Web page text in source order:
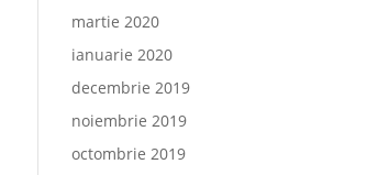
martie 2020
ianuarie 2020
decembrie 2019
noiembrie 2019
octombrie 2019